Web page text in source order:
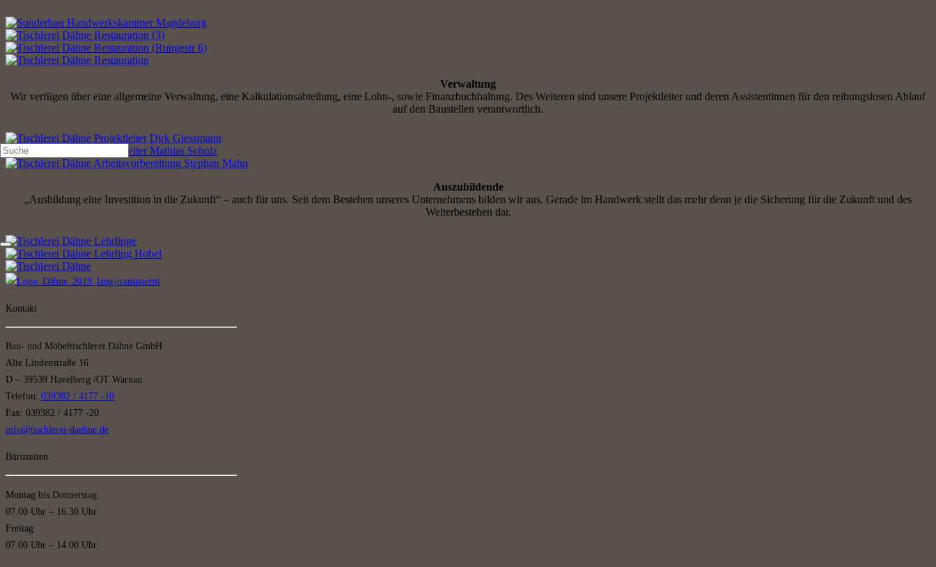
Verwaltung
Wir verfügen über eine allgemeine Verwaltung, eine Kalkulationsabteilung, eine Lohn-, sowie Finanzbuchhaltung. Des Weiteren sind unsere Projektleiter und deren Assistentinnen für den reibungslosen Ablauf
auf den Baustellen verantwortlich.
Auszubildende
„Ausbildung eine Investition in die Zukunft“ – auch für uns. Seit dem Bestehen unseres Unternehmens bilden wir aus. Gerade im Handwerk stellt das mehr denn je die Sicherung für die Zukunft und des
Weiterbestehen dar.
Kontakt
Bau- und Möbeltischlerei Dähne GmbH
Alte Lindenstraße 16
D – 39539 Havelberg /OT Warnau
Telefon: 039382 / 4177 -10
Fax: 039382 / 4177 -20
info@tischlerei-daehne.de
Bürozeiten
Montag bis Donnerstag
07.00 Uhr – 16.30 Uhr
Freitag
07.00 Uhr – 14.00 Uhr